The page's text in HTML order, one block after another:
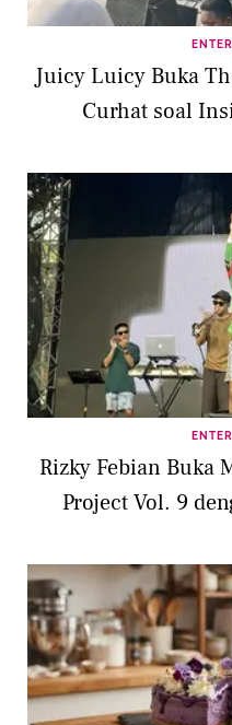
Juicy Luicy Buka
Curhat soal
Rizky Febian Buka
Project Vol. 9